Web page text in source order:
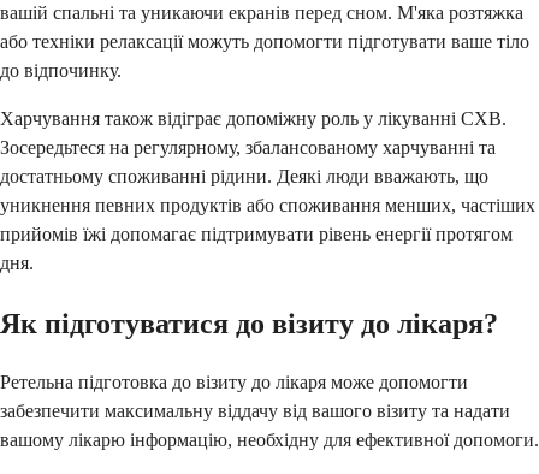
вашій спальні та уникаючи екранів перед сном. М'яка розтяжка
або техніки релаксації можуть допомогти підготувати ваше тіло
до відпочинку.
Харчування також відіграє допоміжну роль у лікуванні СХВ.
Зосередьтеся на регулярному, збалансованому харчуванні та
достатньому споживанні рідини. Деякі люди вважають, що
уникнення певних продуктів або споживання менших, частіших
прийомів їжі допомагає підтримувати рівень енергії протягом
дня.
Як підготуватися до візиту до лікаря?
Ретельна підготовка до візиту до лікаря може допомогти
забезпечити максимальну віддачу від вашого візиту та надати
вашому лікарю інформацію, необхідну для ефективної допомоги.